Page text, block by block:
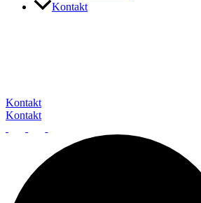
Kontakt
Kontakt
Kontakt